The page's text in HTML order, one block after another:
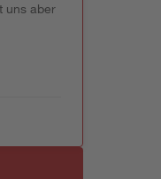
uns aber